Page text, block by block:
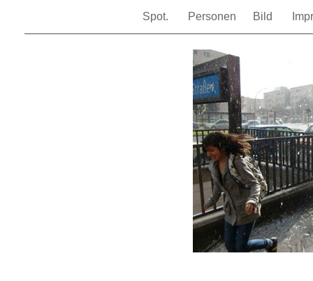
Spot. Personen Bild